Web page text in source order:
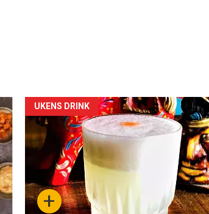
Forsiden
akkurat
nå
-
+
UKENS DRINK